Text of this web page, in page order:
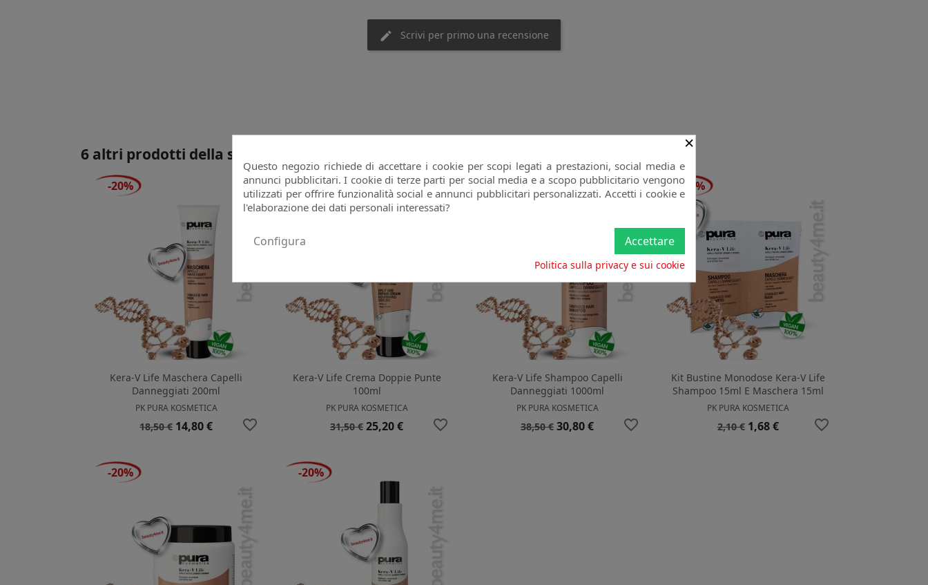
Scrivi per primo una recensione
6 altri prodotti della stessa categoria:
Kera-V Life Maschera Capelli
Danneggiati 200ml
PK PURA KOSMETICA
Prezzo
18,50 € Prezzo
14,80 €
-20%
favorite_border
Kera-V Life Crema Doppie Punte
100ml
PK PURA KOSMETICA
Prezzo
31,50 € Prezzo
25,20 €
-20%
favorite_border
Kera-V Life Shampoo Capelli
Danneggiati 1000ml
PK PURA KOSMETICA
Prezzo
38,50 € Prezzo
30,80 €
-20%
favorite_border
Kit Bustine Monodose Kera-V Life
Shampoo 15ml E Maschera 15ml
PK PURA KOSMETICA
Prezzo
2,10 € Prezzo
1,68 €
-20%
favorite_border
-20% -20%
×
Questo negozio richiede di accettare i cookie per scopi legati a prestazioni, social media e
annunci pubblicitari. I cookie di terze parti per social media e a scopo pubblicitario vengono
utilizzati per offrire funzionalità social e annunci pubblicitari personalizzati. Accetti i cookie e
l'elaborazione dei dati personali interessati?
Accettare
Configura
Politica sulla privacy e sui cookie